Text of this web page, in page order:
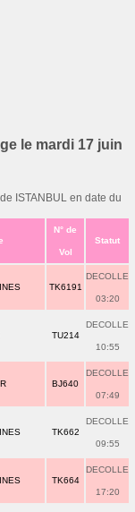
le mardi 17 juin
ISTANBUL en date du
N° de
Vol
Statut
TK6191
DECOLLE
03:20
TU214
DECOLLE
10:55
BJ640
DECOLLE
07:49
TK662
DECOLLE
09:55
TK664
DECOLLE
17:20